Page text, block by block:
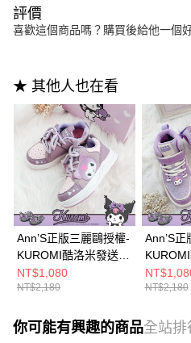
評價
喜歡這個商品嗎？購買後給他一個
★ 其他人也在看
Ann’S正版三麗鷗授權-
KUROMI酷洛米發送愛
心厚底兒童球鞋3cm-
紫
NT$1,080
NT$2,180
Ann’S
KUROMI
雙色護踝
3cm-白
NT$2,180
你可能有興趣的商品全站排